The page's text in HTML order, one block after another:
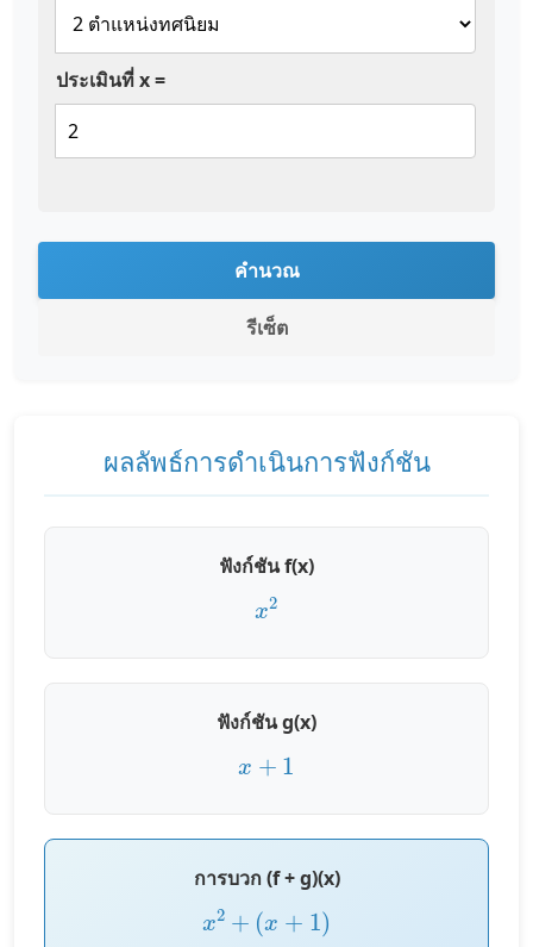
ประเมินที่ x =
คำนวณ
รีเซ็ต
ผลลัพธ์การดำเนินการฟังก์ชัน
ฟังก์ชัน f(x)
2
ฟังก์ชัน g(x)
การบวก (f + g)(x)
2 x